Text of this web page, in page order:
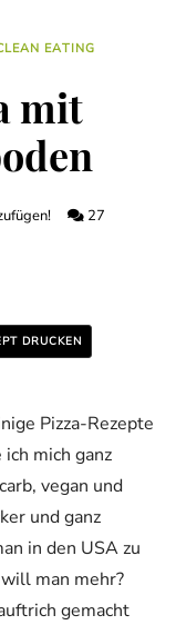
EATING
mit
27
DRUCKEN
Pizza-Rezepte
mich ganz
vegan und
und ganz
in den USA zu
man mehr?
gemacht